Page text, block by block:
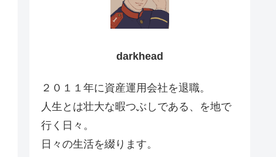
darkhead
２０１１年に資産運用会社を退職。
人生とは壮大な暇つぶしである、を地で
行く日々。
日々の生活を綴ります。